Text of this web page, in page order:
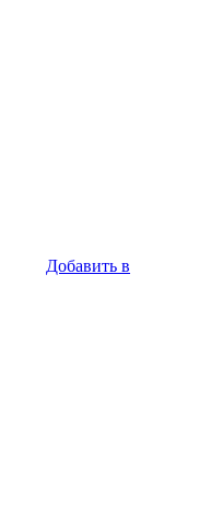
Добавить в